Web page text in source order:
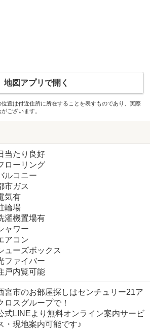
地図アプリで開く
置は付近住所に所在することを表すものであり、実際
ございます。
当たり良好
ローリング
ルコニー
市ガス
気有
輪場
濯機置場有
ャワー
アコン
ューズボックス
ファイバー
戸内覧可能
宮市のお部屋探しはセンチュリー21ア
ロスグループで！
式LINEより無料オンライン案内サービ
・現地案内可能です♪